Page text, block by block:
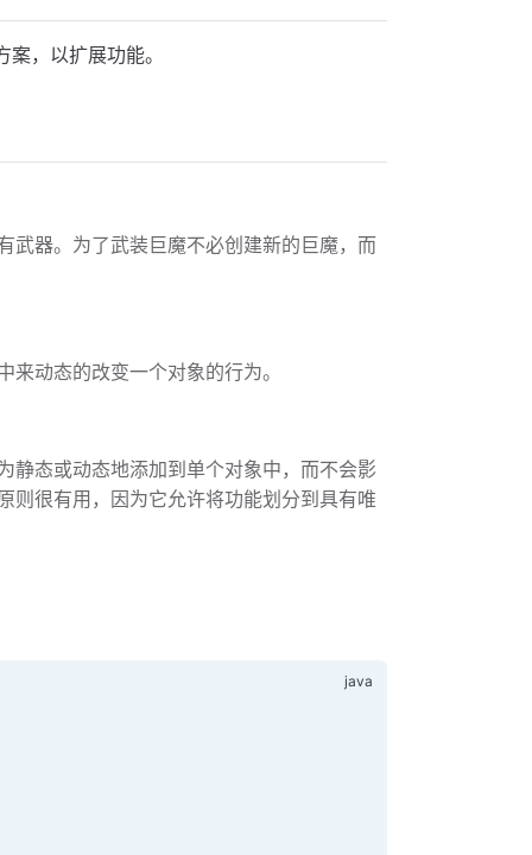
，以扩展功能。
武器。为了武装巨魔不必创建新的巨魔，而
动态的改变一个对象的行为。
静态或动态地添加到单个对象中，而不会影
则很有用，因为它允许将功能划分到具有唯